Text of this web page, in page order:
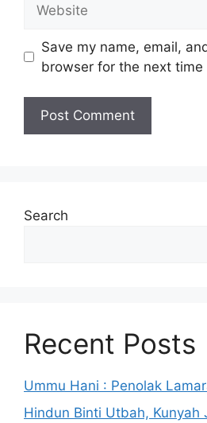
Save my name, email,
browser for the next time
Search
Recent Posts
Ummu Hani : Penolak
Hindun Binti Utbah, Kunyah